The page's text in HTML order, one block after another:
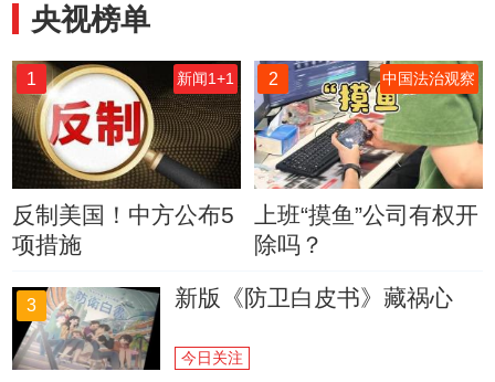
央视榜单
1 新闻1+1
反制美国！中方公布5
项措施
2 中国法治观察
上班“摸鱼”公司有权开
除吗？
3 新版《防卫白皮书》藏祸心
今日关注